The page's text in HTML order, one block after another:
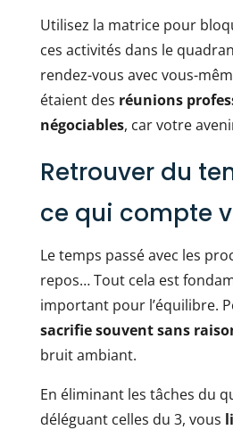
Utilisez la matrice pour
ces activités dans le
rendez-vous avec vous-
étaient des réunions
négociables, car votre
Retrouver du
ce qui compte
Le temps passé avec les
repos… Tout cela est
important pour l’équilibre.
sacrifie souvent sans
bruit ambiant.
En éliminant les tâches du
déléguant celles du 3, vous